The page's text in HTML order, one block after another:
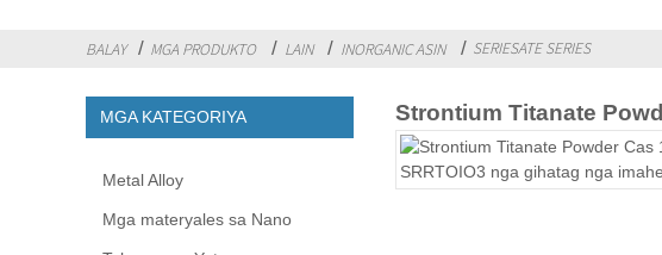
BALAY MGA PRODUKTO LAIN INORGANIC ASIN SERIESATE SERIES
MGA KATEGORIYA
Metal Alloy
Mga materyales sa Nano
Strontium Titanate